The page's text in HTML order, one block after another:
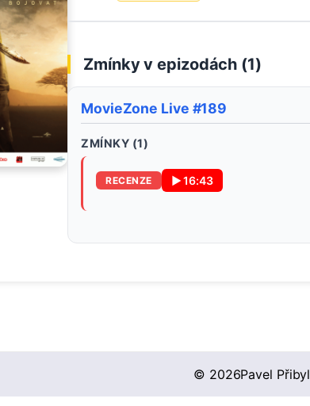
Zmínky v epizodách (1)
MovieZone Live #189
ZMÍNKY (1)
RECENZE ▶16:43
© 2026Pavel Přibyl